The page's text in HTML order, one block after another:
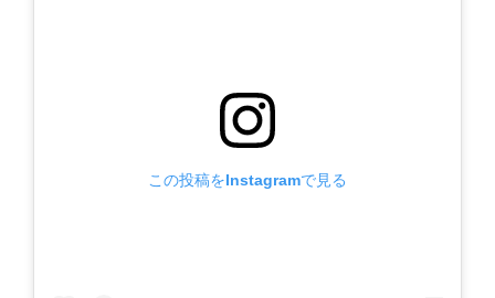
この投稿をInstagramで見る